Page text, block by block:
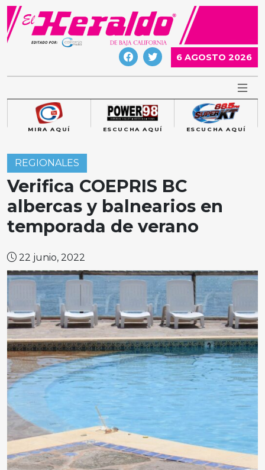
Skip
content
6 AGOSTO 2026
MIRA AQUÍ ESCUCHA AQUÍ ESCUCHA AQUÍ
REGIONALES
Verifica COEPRIS BC
albercas y balnearios en
temporada de verano
22 junio, 2022